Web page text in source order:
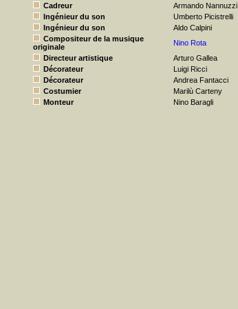
Cadreur
Armando Nannuzzi
Ingénieur du son
Umberto Picistrelli
Ingénieur du son
Aldo Calpini
Compositeur de la musique
originale
Nino Rota
Directeur artistique
Arturo Gallea
Décorateur
Luigi Ricci
Décorateur
Andrea Fantacci
Costumier
Marilù Carteny
Monteur
Nino Baragli